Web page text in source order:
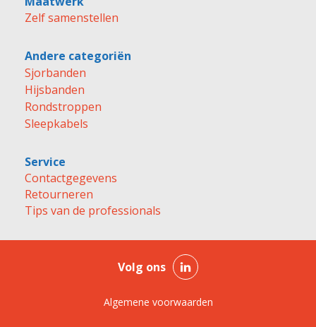
Zelf samenstellen
Andere categoriën
Sjorbanden
Hijsbanden
Rondstroppen
Sleepkabels
Service
Contactgegevens
Retourneren
Tips van de professionals
Volg ons
Algemene voorwaarden